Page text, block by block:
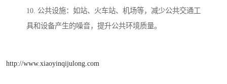
10. 公共设施：如站、火车站、机场等，减少公共交通工
具和设备产生的噪音，提升公共环境质量。
http://www.xiaoyinqijulong.com